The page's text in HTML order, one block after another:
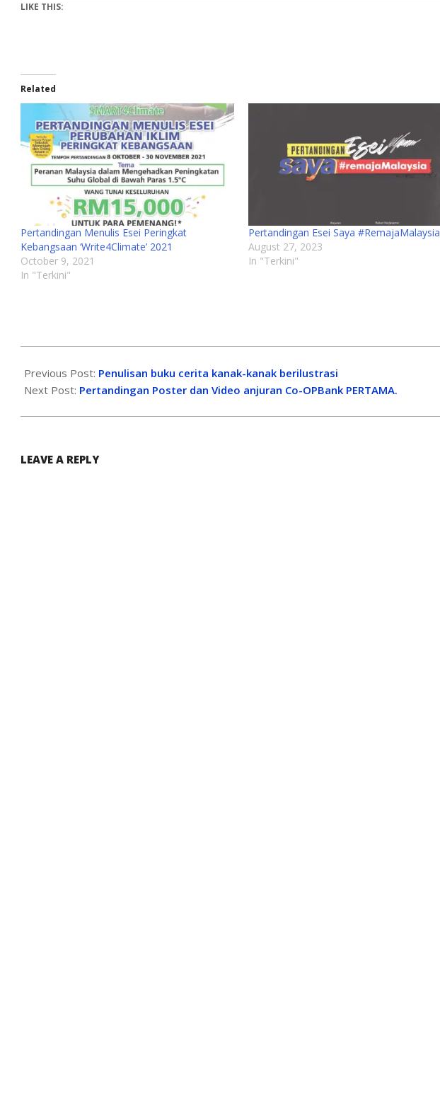
LIKE THIS:
Related
Pertandingan Menulis Esei Peringkat
Kebangsaan ‘Write4Climate’ 2021
October 9, 2021
In "Terkini"
Pertandingan Esei Saya #RemajaMalaysia
August 27, 2023
In "Terkini"
Previous Post: Penulisan buku cerita kanak-kanak berilustrasi
Next Post: Pertandingan Poster dan Video anjuran Co-OPBank PERTAMA.
LEAVE A REPLY